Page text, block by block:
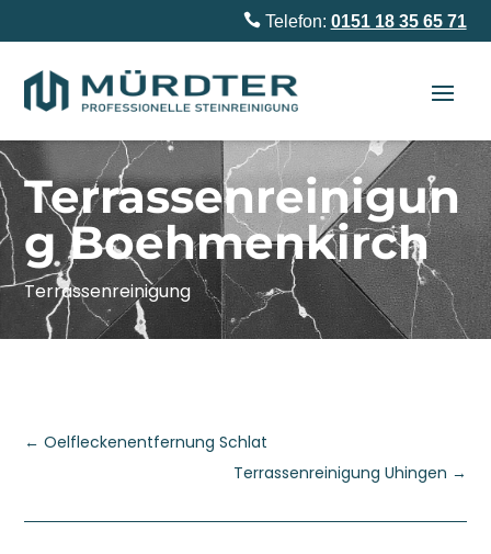
Telefon: 0151 18 35 65 71
Terrassenreinigun
g Boehmenkirch
Terrassenreinigung
←Oelfleckenentfernung Schlat
Terrassenreinigung Uhingen →